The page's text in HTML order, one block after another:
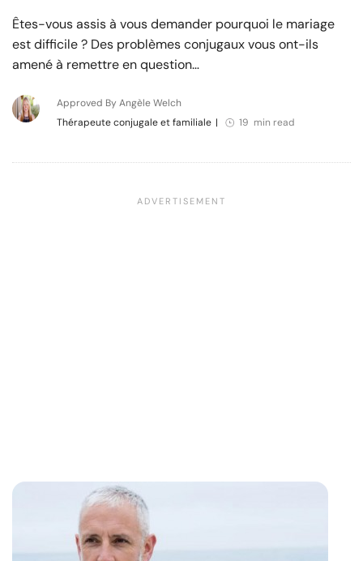
Êtes-vous assis à vous demander pourquoi le mariage
est difficile ? Des problèmes conjugaux vous ont-ils
amené à remettre en question…
Approved By Angèle Welch
Thérapeute conjugale et familiale | 19 min read